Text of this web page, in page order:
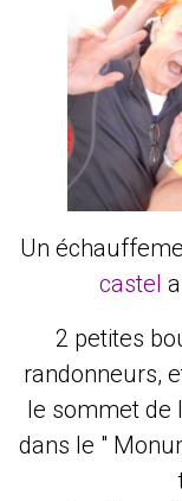
Un
castel
2 petites
randonneurs,
le sommet de
dans le "